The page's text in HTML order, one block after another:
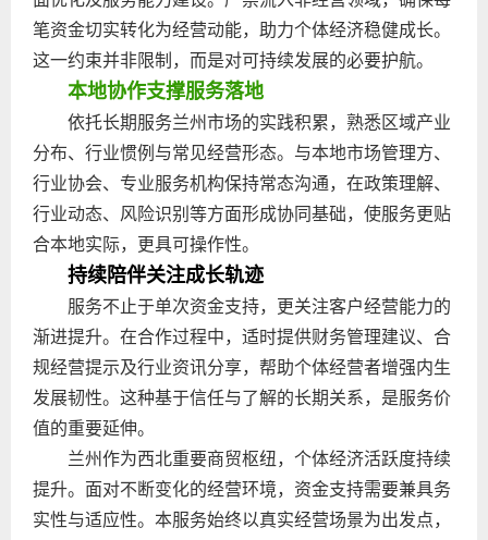
笔资金切实转化为经营动能，助力个体经济稳健成长。
这一约束并非限制，而是对可持续发展的必要护航。
本地协作支撑服务落地
依托长期服务兰州市场的实践积累，熟悉区域产业
分布、行业惯例与常见经营形态。与本地市场管理方、
行业协会、专业服务机构保持常态沟通，在政策理解、
行业动态、风险识别等方面形成协同基础，使服务更贴
合本地实际，更具可操作性。
持续陪伴关注成长轨迹
服务不止于单次资金支持，更关注客户经营能力的
渐进提升。在合作过程中，适时提供财务管理建议、合
规经营提示及行业资讯分享，帮助个体经营者增强内生
发展韧性。这种基于信任与了解的长期关系，是服务价
值的重要延伸。
兰州作为西北重要商贸枢纽，个体经济活跃度持续
提升。面对不断变化的经营环境，资金支持需要兼具务
实性与适应性。本服务始终以真实经营场景为出发点，